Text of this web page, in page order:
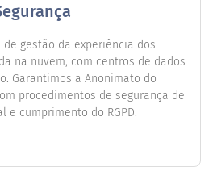
gestão da experiência dos
na nuvem, com centros de dados
Garantimos a Anonimato do
procedimentos de segurança de
e cumprimento do RGPD.